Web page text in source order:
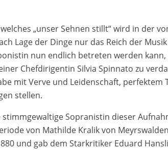
welches „unser Sehnen stillt“ wird in der
Lage der Dinge nur das Reich der
nun endlich betreten werden kann,
Chefdirigentin Silvia Spinnato zu
mit Verve und Leidenschaft, perfektem
stellen.
stimmgewaltige Sopranistin dieser
von Mathilde Kralik von
und gab dem Starkritiker Eduard